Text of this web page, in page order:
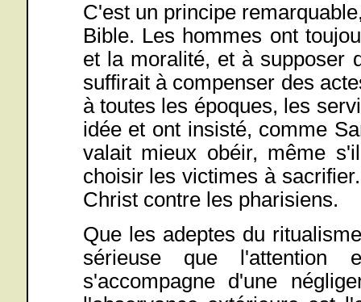
C'est un principe
Bible. Les hommes ont
et la moralité, et à supposer
suffirait à compenser des
à toutes les époques, les
idée et ont insisté, comme
valait mieux obéir, même
choisir les victimes à
Christ contre les pharisiens.
Que les adeptes du
sérieuse que l'attention
s'accompagne d'une